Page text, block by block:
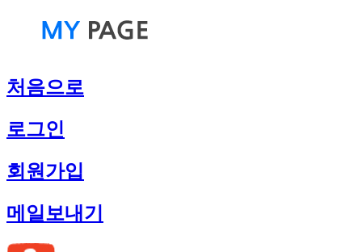
처음으로
로그인
회원가입
메일보내기